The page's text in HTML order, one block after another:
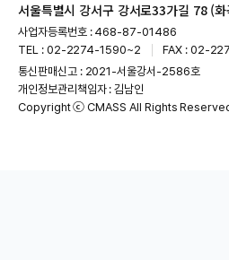
서울특별시 강서구 강서로33가길 78 (
사업자등록번호 : 468-87-01486
TEL : 02-2274-1590~2
FAX : 02-
통신판매신고 : 2021-서울강서-2586호
개인정보관리책임자 : 김남인
Copyright ⓒ CMASS All Rights